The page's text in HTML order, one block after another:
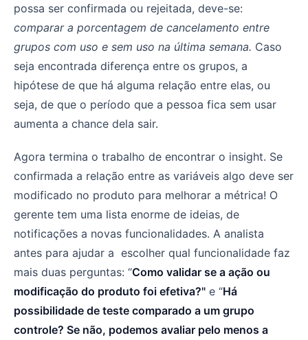
possa ser confirmada ou rejeitada, deve-se:
comparar a porcentagem de cancelamento entre
grupos com uso e sem uso na última semana. Caso
seja encontrada diferença entre os grupos, a
hipótese de que há alguma relação entre elas, ou
seja, de que o período que a pessoa fica sem usar
aumenta a chance dela sair.
Agora termina o trabalho de encontrar o insight. Se
confirmada a relação entre as variáveis algo deve ser
modificado no produto para melhorar a métrica! O
gerente tem uma lista enorme de ideias, de
notificações a novas funcionalidades. A analista
antes para ajudar a escolher qual funcionalidade faz
mais duas perguntas: “Como validar se a ação ou
modificação do produto foi efetiva?" e “Há
possibilidade de teste comparado a um grupo
controle? Se não, podemos avaliar pelo menos a